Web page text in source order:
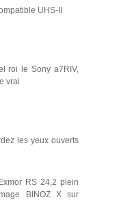
UHS-II
roi le Sony a7RIV,
vrai
les yeux ouverts
RS 24,2 plein
BINOZ X sur